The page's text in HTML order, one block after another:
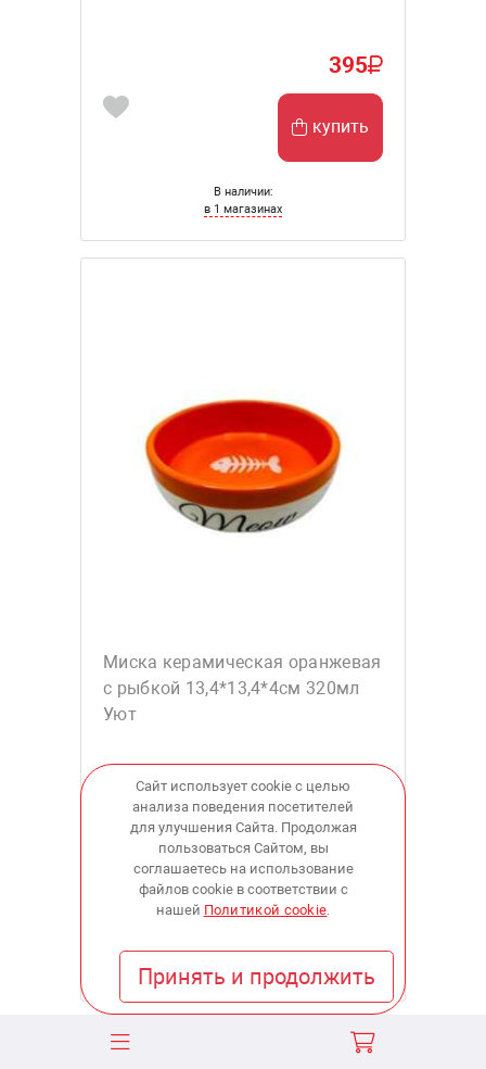
395
купить
В наличии:
в 1 магазинах
Миска керамическая оранжевая
с рыбкой 13,4*13,4*4см 320мл
Уют
541
купить
В наличии:
в 3 магазинах
Сайт использует cookie с целью
анализа поведения посетителей
для улучшения Сайта. Продолжая
пользоваться Сайтом, вы
соглашаетесь на использование
файлов cookie в соответствии с
нашей Политикой cookie.
Принять и продолжить